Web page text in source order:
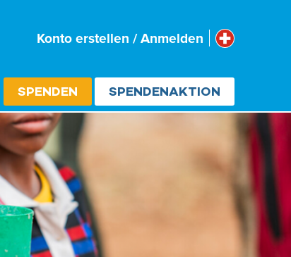
Konto erstellen / Anmelden Select
Schweiz
SPENDEN SPENDENAKTION